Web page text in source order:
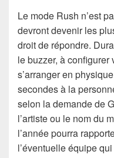
Le mode Rush n’est
devront devenir les
droit de répondre.
le buzzer, à configurer
s’arranger en
secondes à la
selon la demande de
l’artiste ou le nom du
l’année pourra
l’éventuelle équipe